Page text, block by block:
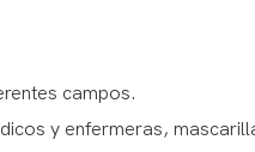
campos.
y enfermeras,